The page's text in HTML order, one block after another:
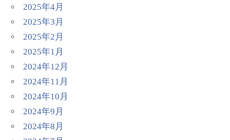
2025年4月
2025年3月
2025年2月
2025年1月
2024年12月
2024年11月
2024年10月
2024年9月
2024年8月